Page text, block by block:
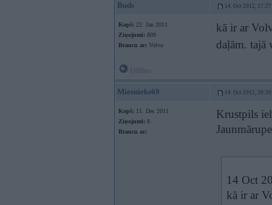
Buds 14. Oct 2012, 17:27
Kopš: 22. Jan 2011
Ziņojumi: 809
Braucu ar: Volvo
kā ir ar
daļām. tajā
Miesnieks69 14. Oct 2012, 20:20
Kopš: 11. Dec 2011
Ziņojumi: 8
Braucu ar:
Krustpils
14 Oct
kā ir ar